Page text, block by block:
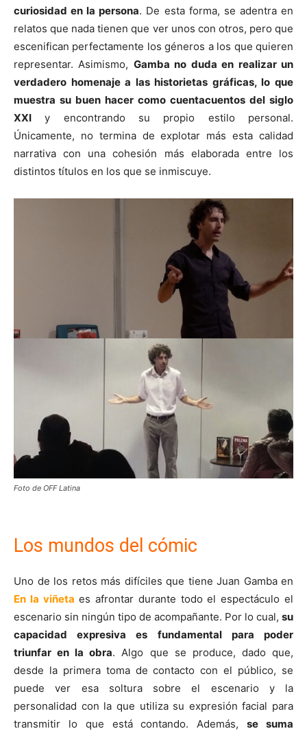
curiosidad en la persona. De esta forma, se adentra en
relatos que nada tienen que ver unos con otros, pero que
escenifican perfectamente los géneros a los que quieren
representar. Asimismo, Gamba no duda en realizar un
verdadero homenaje a las historietas gráficas, lo que
muestra su buen hacer como cuentacuentos del siglo
XXI y encontrando su propio estilo personal.
Únicamente, no termina de explotar más esta calidad
narrativa con una cohesión más elaborada entre los
distintos títulos en los que se inmiscuye.
Foto de OFF Latina
Los mundos del cómic
Uno de los retos más difíciles que tiene Juan Gamba en
En la viñeta es afrontar durante todo el espectáculo el
escenario sin ningún tipo de acompañante. Por lo cual, su
capacidad expresiva es fundamental para poder
triunfar en la obra. Algo que se produce, dado que,
desde la primera toma de contacto con el público, se
puede ver esa soltura sobre el escenario y la
personalidad con la que utiliza su expresión facial para
transmitir lo que está contando. Además,se suma